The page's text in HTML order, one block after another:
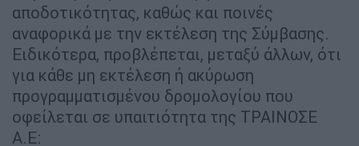
αποδοτικότητας, καθώς και ποινές
αναφορικά με την εκτέλεση της Σύμβασης.
Ειδικότερα, προβλέπεται, μεταξύ άλλων, ότι
για κάθε μη εκτέλεση ή ακύρωση
προγραμματισμένου δρομολογίου που
οφείλεται σε υπαιτιότητα της ΤΡΑΙΝΟΣΕ
Α.Ε: